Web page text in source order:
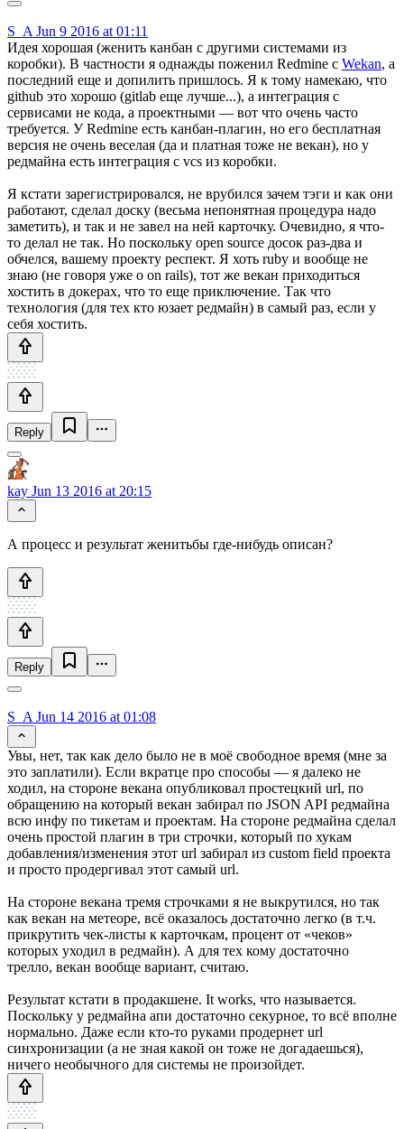
S_A Jun 9 2016 at 01:11
Идея хорошая (женить канбан с другими системами из
коробки). В частности я однажды поженил Redmine с Wekan, а
последний еще и допилить пришлось. Я к тому намекаю, что
github это хорошо (gitlab еще лучше...), а интеграция с
сервисами не кода, а проектными — вот что очень часто
требуется. У Redmine есть канбан-плагин, но его бесплатная
версия не очень веселая (да и платная тоже не векан), но у
редмайна есть интеграция с vcs из коробки.
Я кстати зарегистрировался, не врубился зачем тэги и как они
работают, сделал доску (весьма непонятная процедура надо
заметить), и так и не завел на ней карточку. Очевидно, я что-
то делал не так. Но поскольку open source досок раз-два и
обчелся, вашему проекту респект. Я хоть ruby и вообще не
знаю (не говоря уже о on rails), тот же векан приходиться
хостить в докерах, что то еще приключение. Так что
технология (для тех кто юзает редмайн) в самый раз, если у
себя хостить.
Reply
kay Jun 13 2016 at 20:15
А процесс и результат женитьбы где-нибудь описан?
Reply
S_A Jun 14 2016 at 01:08
Увы, нет, так как дело было не в моё свободное время (мне за
это заплатили). Если вкратце про способы — я далеко не
ходил, на стороне векана опубликовал простецкий url, по
обращению на который векан забирал по JSON API редмайна
всю инфу по тикетам и проектам. На стороне редмайна сделал
очень простой плагин в три строчки, который по хукам
добавления/изменения этот url забирал из custom field проекта
и просто продергивал этот самый url.
На стороне векана тремя строчками я не выкрутился, но так
как векан на метеоре, всё оказалось достаточно легко (в т.ч.
прикрутить чек-листы к карточкам, процент от «чеков»
которых уходил в редмайн). А для тех кому достаточно
трелло, векан вообще вариант, считаю.
Результат кстати в продакшене. It works, что называется.
Поскольку у редмайна апи достаточно секурное, то всё вполне
нормально. Даже если кто-то руками продернет url
синхронизации (а не зная какой он тоже не догадаешься),
ничего необычного для системы не произойдет.